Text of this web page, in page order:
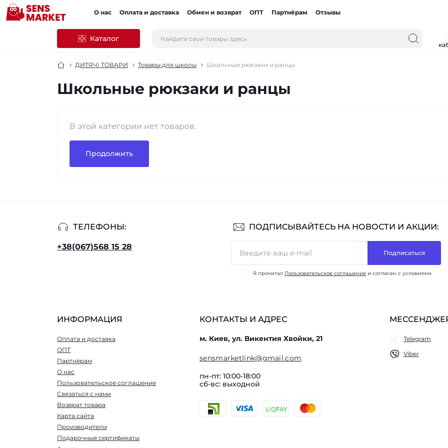
О нас Оплата и доставка Обмен и возврат ОПТ Партнёрам Отзывы
Каталог
ДИТЯЧІ ТОВАРИ Товары для школы Школьные рюкзаки и ранцы
Школьные рюкзаки и ранцы
В этой категории нет товаров.
Продолжить
ТЕЛЕФОНЫ:
+38(067)568 15 28
ПОДПИСЫВАЙТЕСЬ НА НОВОСТИ И АКЦИИ:
Подписаться
Я прочитал Пользовательское соглашениеи согласен с условиями
ИНФОРМАЦИЯ
Оплата и доставка
ОПТ
Партнёрам
О нас
Пользовательское соглашение
Связаться с нами
Возврат товара
Карта сайта
Производители
Подарочные сертификаты
КОНТАКТЫ И АДРЕС
м. Киев, ул. Викентия Хвойки, 21
sensmarketlink@gmail.com
пн-пт: 10:00-18:00
сб-вс: выходной
Telegram
Viber